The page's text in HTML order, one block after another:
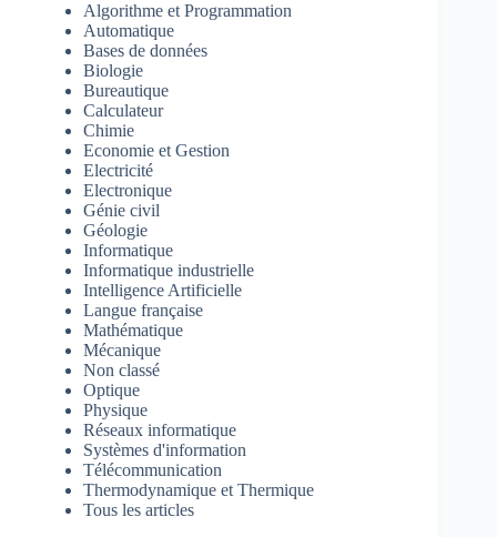
Algorithme et Programmation
Automatique
Bases de données
Biologie
Bureautique
Calculateur
Chimie
Economie et Gestion
Electricité
Electronique
Génie civil
Géologie
Informatique
Informatique industrielle
Intelligence Artificielle
Langue française
Mathématique
Mécanique
Non classé
Optique
Physique
Réseaux informatique
Systèmes d'information
Télécommunication
Thermodynamique et Thermique
Tous les articles